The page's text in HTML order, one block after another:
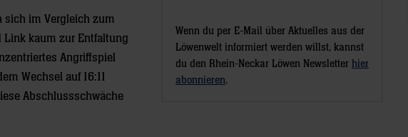
sich im Vergleich zum
Link kaum zur Entfaltung
Angriffspiel
Wechsel auf 16:11
Abschlussschwäche
Wenn du per E-Mail über Aktuelles aus der
Löwenwelt informiert werden willst, kannst
du den Rhein-Neckar Löwen Newsletter hier
abonnieren.